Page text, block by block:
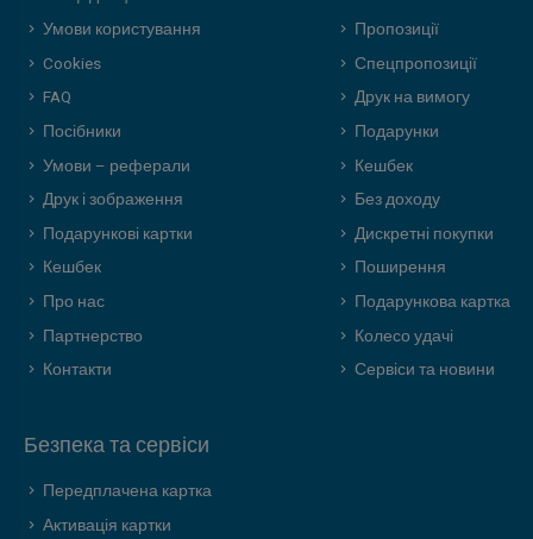
Умови користування
Cookies
FAQ
Посібники
Умови – реферали
Друк і зображення
Подарункові картки
Кешбек
Про нас
Партнерство
Контакти
Пропозиції
Спецпропозиції
Друк на вимогу
Подарунки
Кешбек
Без доходу
Дискретні покупки
Поширення
Подарункова картка
Колесо удачі
Сервіси та новини
Безпека та сервіси
Передплачена картка
Активація картки